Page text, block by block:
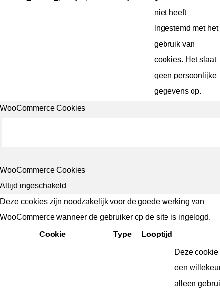
niet heeft
ingestemd met het
gebruik van
cookies. Het slaat
geen persoonlijke
gegevens op.
WooCommerce Cookies
WooCommerce Cookies
Altijd ingeschakeld
Deze cookies zijn noodzakelijk voor de goede werking van
WooCommerce wanneer de gebruiker op de site is ingelogd.
Cookie Type Looptijd
Deze
een
alleen